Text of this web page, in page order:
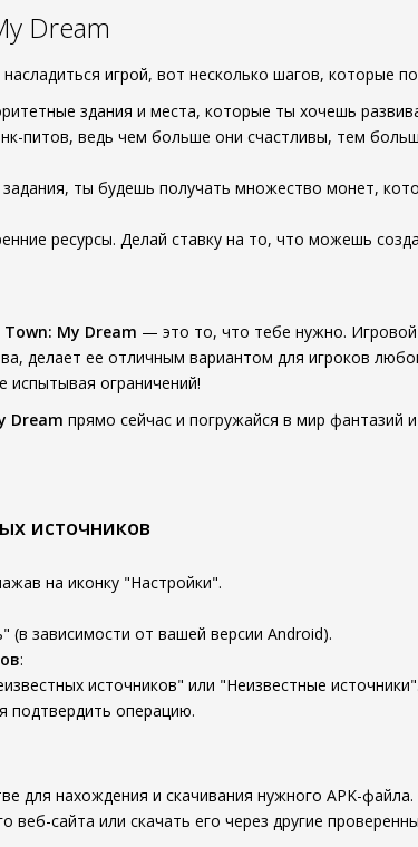
Dream
игрой, вот несколько шагов, которые
здания и места, которые ты хочешь
питов, ведь чем больше они счастливы, тем
задания, ты будешь получать множество монет,
ресурсы. Делай ставку на то, что можешь
Town: My Dream — это то, что тебе нужно.
делает ее отличным вариантом для игроков
ограничений!
Dream прямо сейчас и погружайся в мир фантазий
источников
на иконку "Настройки".
(в зависимости от вашей версии Android).
:
источников" или "Неизвестные источники".
подтвердить операцию.
для нахождения и скачивания нужного APK-файла.
сайта или скачать его через другие